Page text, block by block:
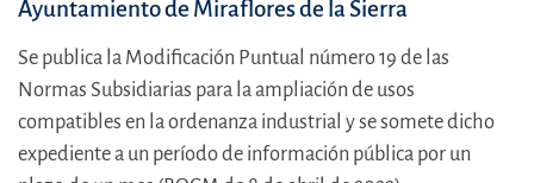
Ayuntamiento de Miraflores de la Sierra
Se publica la Modificación Puntual número 19 de las
Normas Subsidiarias para la ampliación de usos
compatibles en la ordenanza industrial y se somete dicho
expediente a un período de información pública por un